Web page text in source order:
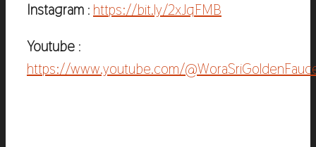
Instagram : https://bit.ly/2xJqFMB
Youtube :
https://www.youtube.com/